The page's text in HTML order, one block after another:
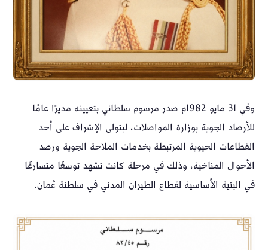
وفي 31 مايو 1982م صدر مرسوم سلطاني بتعيينه مديرًا عامًا
للأرصاد الجوية بوزارة المواصلات، ليتولى الإشراف على أحد
القطاعات الحيوية المرتبطة بخدمات الملاحة الجوية ورصد
الأحوال المناخية، وذلك في مرحلة كانت تشهد توسعًا متسارعًا
في البنية الأساسية لقطاع الطيران المدني في سلطنة عُمان.